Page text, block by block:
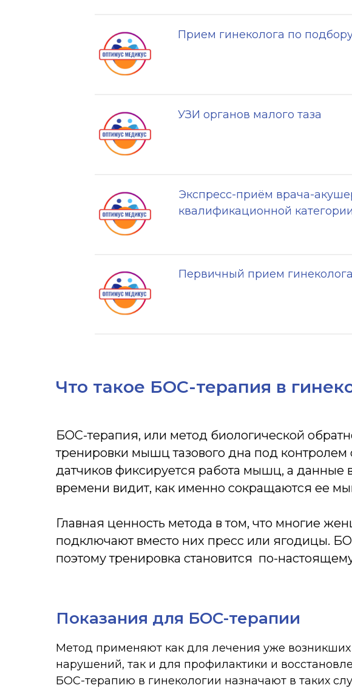
Прием гинеколога по
УЗИ органов малого таза
Экспресс-приём врача-
квалификационной категории
Первичный прием
Что такое БОС-терапия в
БОС-терапия, или метод биологической
тренировки мышц тазового дна под
датчиков фиксируется работа мышц, а данные
времени видит, как именно сокращаются ее
Главная ценность метода в том, что многие
подключают вместо них пресс или ягодицы.
поэтому тренировка становится по-
Показания для БОС-терапии
Метод применяют как для лечения уже возникших
нарушений, так и для профилактики и
БОС-терапию в гинекологии назначают в таких